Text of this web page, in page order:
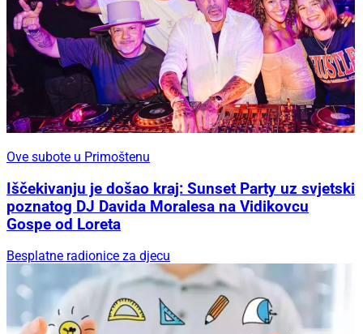
Ove subote u Primoštenu
Iščekivanju je došao kraj: Sunset Party uz svjetski
poznatog DJ Davida Moralesa na Vidikovcu
Gospe od Loreta
Besplatne radionice za djecu